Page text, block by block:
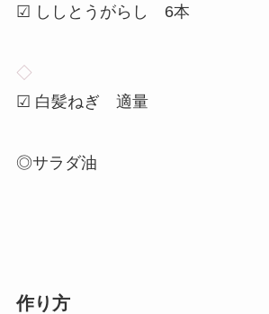
☑ ししとうがらし 6本
◇
☑ 白髪ねぎ 適量
◎サラダ油
作り方